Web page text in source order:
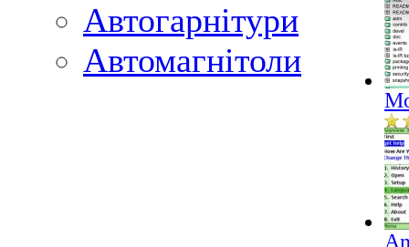
Автогарнітури
Автомагнітоли